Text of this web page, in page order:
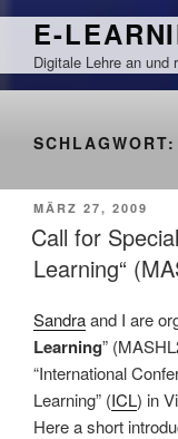
Zum
springen
E-
Digitale Lehre an und
SCHLAGWORT:
VERÖFFENTLICHT
AM
MÄRZ 27, 2009
Call for
Learning“
Sandraand I are
Learning”
“International
Learning” (ICL) in
Here a short